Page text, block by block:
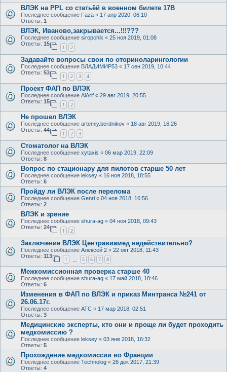
ВЛЭК на PPL со статьёй в военном билете 17В
Последнее сообщение Faza « 17 апр 2020, 06:10
Ответы: 1
ВЛЭК, Иваново,закрывается...!!!???
Последнее сообщение siropchik « 25 ноя 2019, 01:08
Ответы: 15
1 2
Задавайте вопросы свои по оториноларингологии
Последнее сообщение ВЛАДИМИР53 « 17 сен 2019, 10:44
Ответы: 53
1 2 3 4
Проект ФАП по ВЛЭК
Последнее сообщение AlArif « 29 авг 2019, 20:55
Ответы: 15
1 2
Не прошел ВЛЭК
Последнее сообщение artemiy.berdnikov « 18 авг 2019, 16:26
Ответы: 44
1 2 3
Стоматолог на ВЛЭК
Последнее сообщение xytaxis « 06 мар 2019, 22:09
Ответы: 8
Вопрос по стационару для пилотов старше 50 лет
Последнее сообщение leksey « 16 ноя 2018, 18:55
Ответы: 6
Пройду ли ВЛЭК после перелома
Последнее сообщение Genri « 04 ноя 2018, 16:56
Ответы: 2
ВЛЭК и зрение
Последнее сообщение shura-ag « 04 ноя 2018, 09:43
Ответы: 24
1 2
Заключение ВЛЭК Центравиамед недействительно?
Последнее сообщение Алексей 2 « 22 окт 2018, 11:43
Ответы: 113
1 5 6 7 8
Межкомиссионная проверка старше 40
Последнее сообщение shura-ag « 17 май 2018, 18:46
Ответы: 6
Изменения в ФАП по ВЛЭК и приказ Минтранса №241 от
26.06.17г.
Последнее сообщение ATC « 17 мар 2018, 02:51
Ответы: 3
Медицинские эксперты, кто они и проще ли будет проходить
медкомиссию ?
Последнее сообщение leksey « 03 янв 2018, 16:32
Ответы: 5
Прохождение медкомиссии во Франции
Последнее сообщение Technolog « 26 дек 2017, 21:39
Ответы: 4